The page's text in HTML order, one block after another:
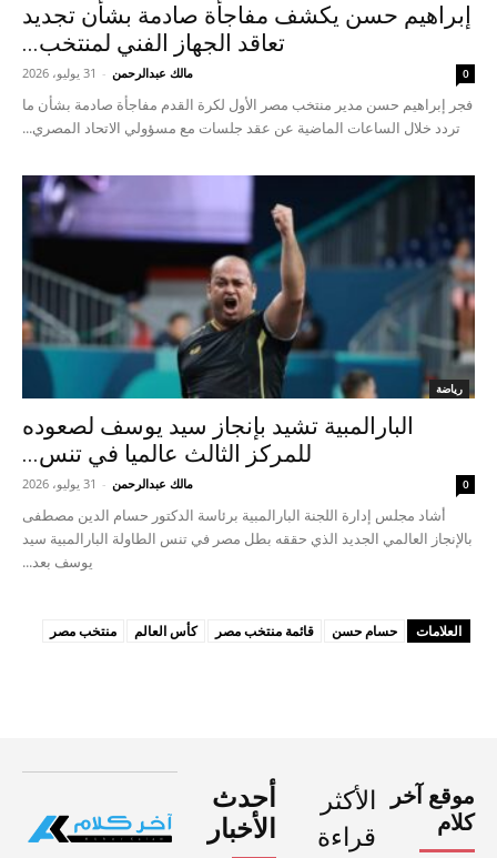
إبراهيم حسن يكشف مفاجأة صادمة بشأن تجديد
تعاقد الجهاز الفني لمنتخب...
مالك عبدالرحمن - 31 يوليو، 2026 0
فجر إبراهيم حسن مدير منتخب مصر الأول لكرة القدم مفاجأة صادمة بشأن ما
تردد خلال الساعات الماضية عن عقد جلسات مع مسؤولي الاتحاد المصري...
رياضة
البارالمبية تشيد بإنجاز سيد يوسف لصعوده
للمركز الثالث عالميا في تنس...
مالك عبدالرحمن - 31 يوليو، 2026 0
أشاد مجلس إدارة اللجنة البارالمبية برئاسة الدكتور حسام الدين مصطفى
بالإنجاز العالمي الجديد الذي حققه بطل مصر في تنس الطاولة البارالمبية سيد
يوسف بعد...
العلامات حسام حسن قائمة منتخب مصر كأس العالم منتخب مصر
موقع آخر
كلام
الأكثر
قراءة
أحدث
الأخبار